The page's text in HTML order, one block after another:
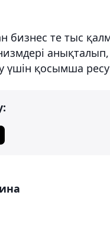
бизнес те тыс
анықталып,
үшін қосымша